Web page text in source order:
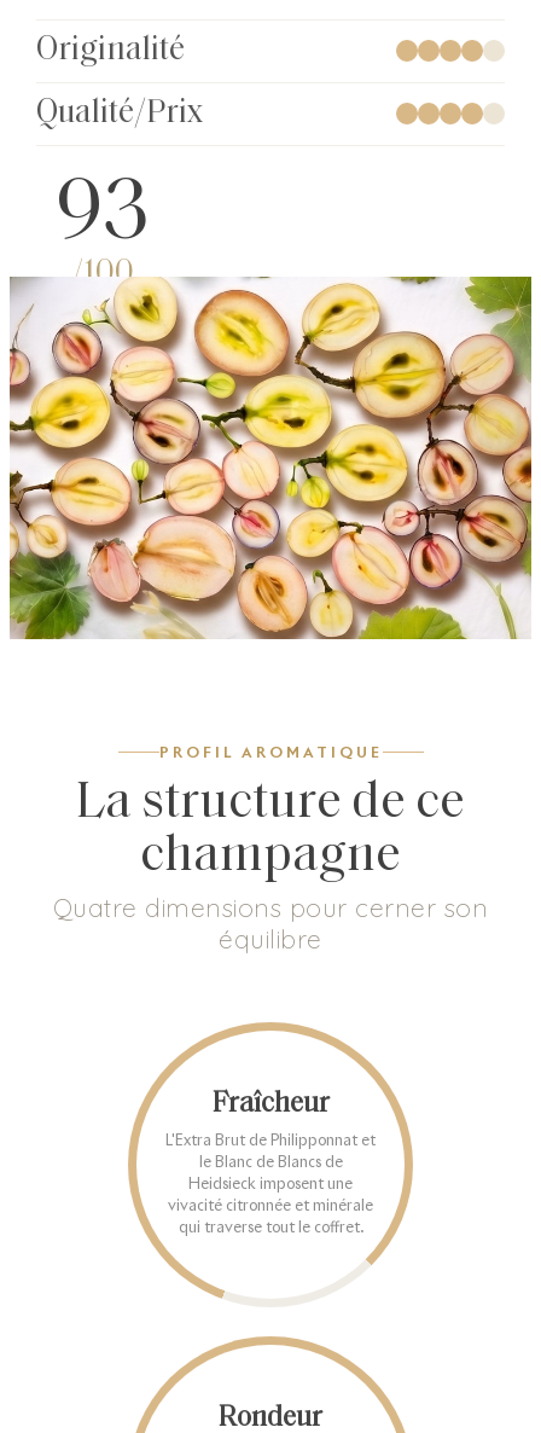
Originalité
Qualité/Prix
93
/100
PROFIL AROMATIQUE
La structure de ce
champagne
Quatre dimensions pour cerner son
équilibre
Fraîcheur
L'Extra Brut de Philipponnat et
le Blanc de Blancs de
Heidsieck imposent une
vivacité citronnée et minérale
qui traverse tout le coffret.
Rondeur